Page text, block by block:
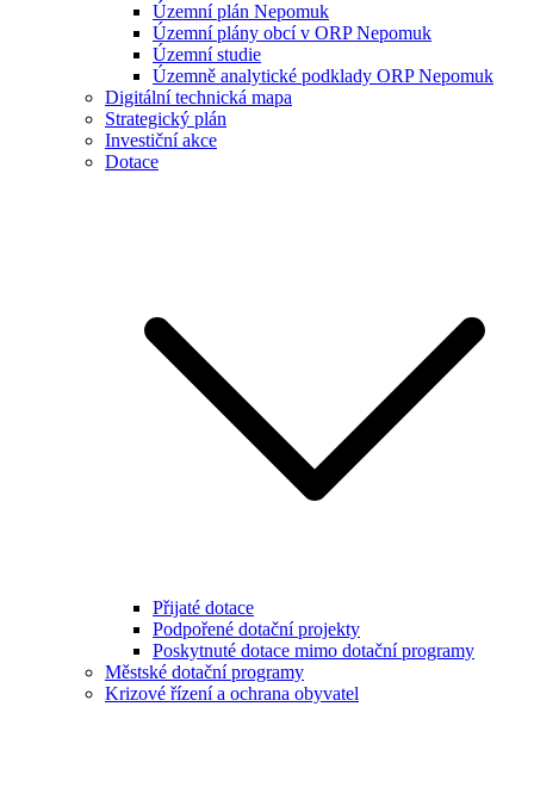
Územní plán Nepomuk
Územní plány obcí v ORP Nepomuk
Územní studie
Územně analytické podklady ORP Nepomuk
Digitální technická mapa
Strategický plán
Investiční akce
Dotace
Přijaté dotace
Podpořené dotační projekty
Poskytnuté dotace mimo dotační programy
Městské dotační programy
Krizové řízení a ochrana obyvatel